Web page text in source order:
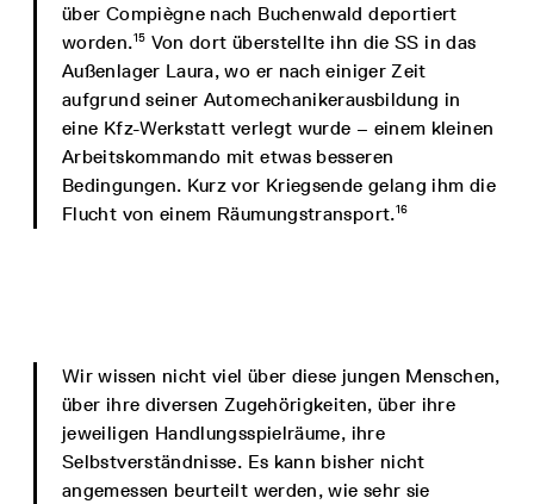
über Compiègne nach Buchenwald deportiert
worden.15 Von dort überstellte ihn die SS in das
Außenlager Laura, wo er nach einiger Zeit
aufgrund seiner Automechanikerausbildung in
eine Kfz-Werkstatt verlegt wurde – einem kleinen
Arbeitskommando mit etwas besseren
Bedingungen. Kurz vor Kriegsende gelang ihm die
Flucht von einem Räumungstransport.16
Wir wissen nicht viel über diese jungen Menschen,
über ihre diversen Zugehörigkeiten, über ihre
jeweiligen Handlungsspielräume, ihre
Selbstverständnisse. Es kann bisher nicht
angemessen beurteilt werden, wie sehr sie